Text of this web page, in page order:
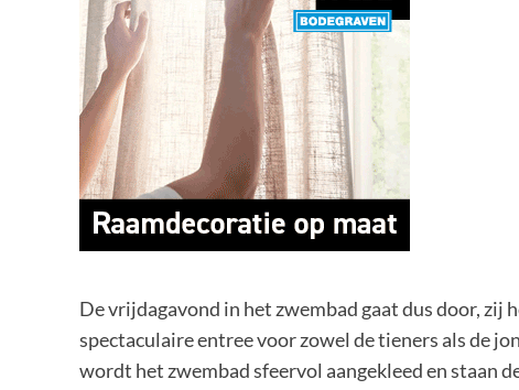
De vrijdagavond in het zwembad gaat dus door, zij
spectaculaire entree voor zowel de tieners als de
wordt het zwembad sfeervol aangekleed en staan